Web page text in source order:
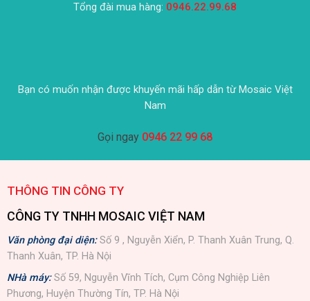
Tổng đài mua hàng: 0946.22.99.68
Bạn có muốn nhận được khuyến mãi hấp dẫn từ Mosaic Việt
Nam
Gọi ngay 0946 22 99 68
THÔNG TIN CÔNG TY
CÔNG TY TNHH MOSAIC VIỆT NAM
Văn phòng đại diện:Số 9 , Nguyễn Xiển, P. Thanh Xuân Trung, Q.
Thanh Xuân, TP. Hà Nội
NHà máy: Số 59, Nguyễn Vĩnh Tích, Cụm Công Nghiệp Liên
Phương, Huyện Thường Tín, TP. Hà Nội